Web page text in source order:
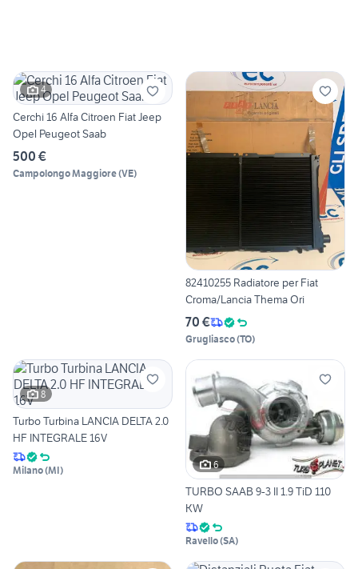
4
Cerchi 16 Alfa Citroen Fiat Jeep
Opel Peugeot Saab
500 €
Campolongo Maggiore(VE)
82410255 Radiatore per Fiat
Croma/Lancia Thema Ori
70 €
Grugliasco(TO)
8
Turbo Turbina LANCIA DELTA 2.0
HF INTEGRALE 16V
Milano(MI) 6
TURBO SAAB 9-3 II 1.9 TiD 110
KW
Ravello(SA)